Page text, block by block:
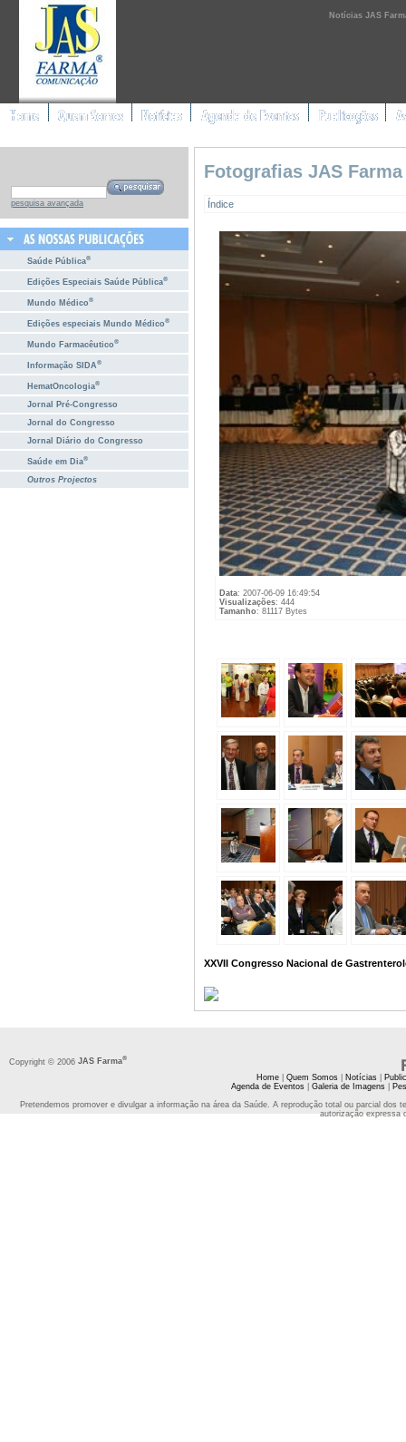
Notícias JAS
pesquisa avançada
Saúde Pública®
Edições Especiais Saúde Pública®
Mundo Médico®
Edições especiais Mundo Médico®
Mundo Farmacêutico®
Informação SIDA®
HematOncologia®
Jornal Pré-Congresso
Jornal do Congresso
Jornal Diário do Congresso
Saúde em Dia®
Outros Projectos
Fotografias JAS
Índice
Data: 2007-06-09 16:49:54
Visualizações: 444
Tamanho: 81117 Bytes
XXVII Congresso Nacional de
Copyright © 2006 JAS Farma®
Home| Quem Somos| Notícias|
Agenda de Eventos| Galeria de Imagens|
Pretendemos promover e divulgar a informação na área da Saúde. A reprodução total ou parcial
autorização expressa